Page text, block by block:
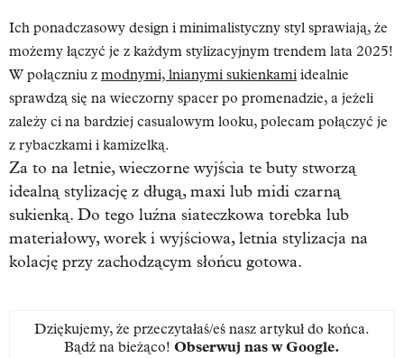
Ich ponadczasowy design i minimalistyczny styl sprawiają, że
możemy łączyć je z każdym stylizacyjnym trendem lata 2025!
W połączniu z modnymi, lnianymi sukienkami idealnie
sprawdzą się na wieczorny spacer po promenadzie, a jeżeli
zależy ci na bardziej casualowym looku, polecam połączyć je
z rybaczkami i kamizelką.
Za to na letnie, wieczorne wyjścia te buty stworzą
idealną stylizację z długą, maxi lub midi czarną
sukienką. Do tego luźna siateczkowa torebka lub
materiałowy, worek i wyjściowa, letnia stylizacja na
kolację przy zachodzącym słońcu gotowa.
Dziękujemy, że przeczytałaś/eś nasz artykuł do końca.
Bądź na bieżąco! Obserwuj nas w Google.